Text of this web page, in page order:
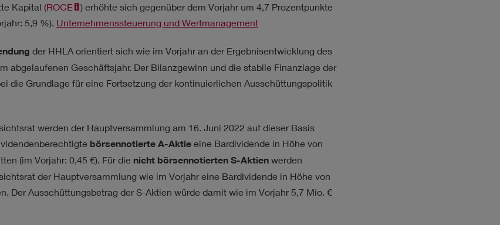
Kapital (ROCE
) erhöhte sich gegenüber dem Vorjahr um 4,7 Prozentpunkte
5,9 %). Unternehmenssteuerung und Wertmanagement
der HHLA orientiert sich wie im Vorjahr an der Ergebnisentwicklung des
abgelaufenen Geschäftsjahr. Der Bilanzgewinn und die stabile Finanzlage der
die Grundlage für eine Fortsetzung der kontinuierlichen Ausschüttungspolitik
werden der Hauptversammlung am 16. Juni 2022 auf dieser Basis
börsennotierte A-Aktieeine Bardividende in Höhe von
(im Vorjahr: 0,45 €). Für die nicht börsennotierten S-Aktienwerden
der Hauptversammlung wie im Vorjahr eine Bardividende in Höhe von
Der Ausschüttungsbetrag der S-Aktien würde damit wie im Vorjahr5,7 Mio. €